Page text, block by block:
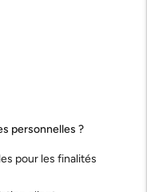
personnelles ?
pour les finalités